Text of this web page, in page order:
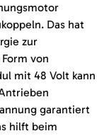
Das hat
zur
von
mit 48 Volt kann
garantiert
hilft beim